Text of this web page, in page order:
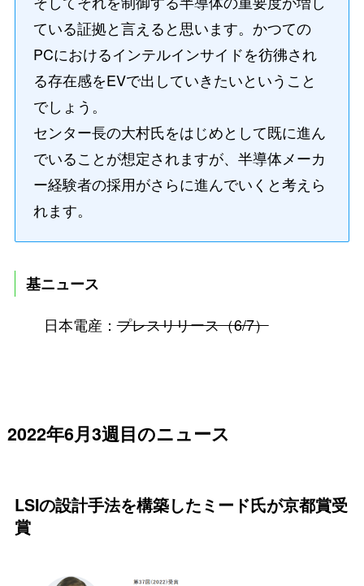
ている証拠と言えると思います。かつての
PCにおけるインテルインサイドを彷彿され
る存在感をEVで出していきたいということ
でしょう。
センター長の大村氏をはじめとして既に進ん
でいることが想定されますが、半導体メーカ
ー経験者の採用がさらに進んでいくと考えら
れます。
基ニュース
日本電産：プレスリリース（6/7）
2022年6月3週目のニュース
LSIの設計手法を構築したミード氏が京都賞受
賞